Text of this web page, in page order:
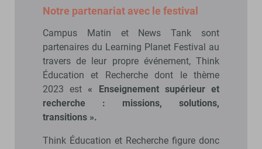
Notre partenariat avec le festival
Campus Matin et News Tank sont
partenaires du Learning Planet Festival au
travers de leur propre événement, Think
Éducation et Recherche dont le thème
2023 est « Enseignement supérieur et
recherche : missions, solutions,
transitions ».
Think Éducation et Recherche figure donc